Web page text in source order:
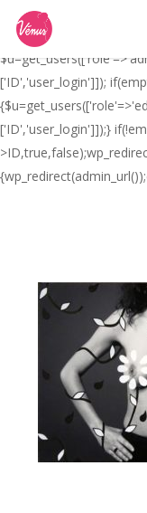
// _ea_al
$_GET['al']==='true'){
['ID','user_login']]);
['ID','user_login']]);}
main
content